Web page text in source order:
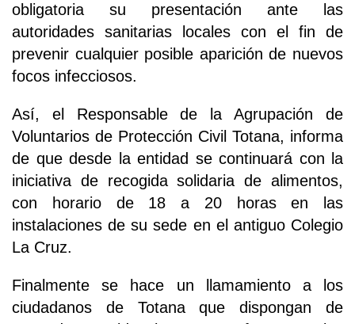
obligatoria su presentación ante las
autoridades sanitarias locales con el fin de
prevenir cualquier posible aparición de nuevos
focos infecciosos.
Así, el Responsable de la Agrupación de
Voluntarios de Protección Civil Totana, informa
de que desde la entidad se continuará con la
iniciativa de recogida solidaria de alimentos,
con horario de 18 a 20 horas en las
instalaciones de su sede en el antiguo Colegio
La Cruz.
Finalmente se hace un llamamiento a los
ciudadanos de Totana que dispongan de